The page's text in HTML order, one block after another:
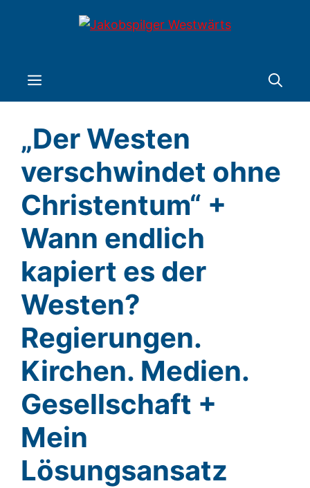
Menü
„Der Westen
verschwindet ohne
Christentum“ +
Wann endlich
kapiert es der
Westen?
Regierungen.
Kirchen. Medien.
Gesellschaft +
Mein
Lösungsansatz